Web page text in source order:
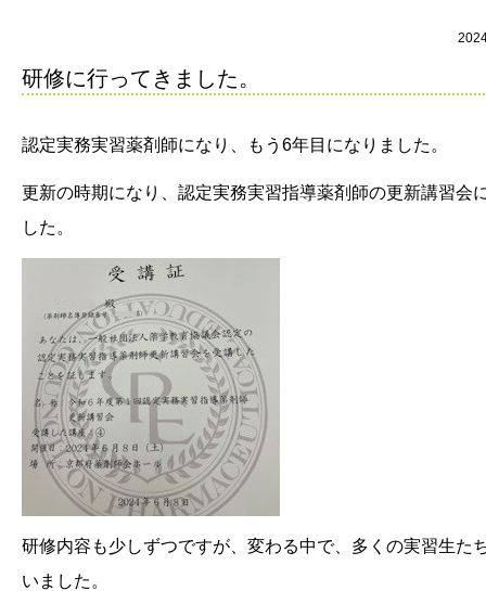
研修に行ってきました。
認定実務実習薬剤師になり、もう6年目になりました。
更新の時期になり、認定実務実習指導薬剤師の更新講習会
した。
研修内容も少しずつですが、変わる中で、多くの実習生た
いました。